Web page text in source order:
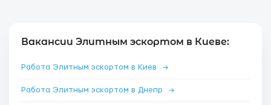
Вакансии Элитным эскортом в Киеве:
Работа Элитным эскортом в Киев →
Работа Элитным эскортом в Днепр →